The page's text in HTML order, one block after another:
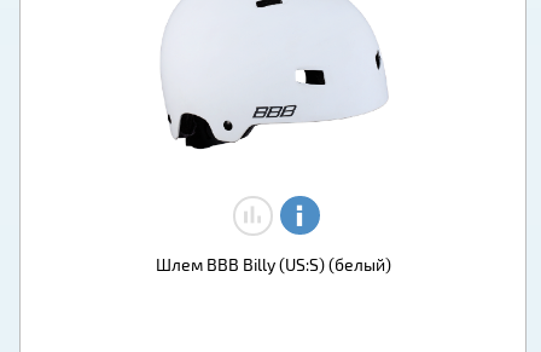
Шлем BBB Billy (US:S) (белый)